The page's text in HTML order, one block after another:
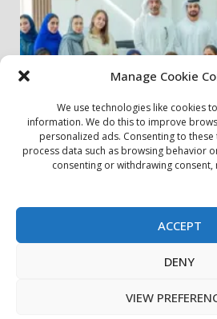
Manage Cookie
We use technologies like cookies
information. We do this to improve
personalized ads. Consenting to
process data such as browsing behavior
consenting or withdrawing
ACCEPT
DENY
VIEW
زيارة إلى دار رعاية المسنين
ملفات تعريف الارتباط
اتصل بنا
حول الموقع
Copyright © All rights